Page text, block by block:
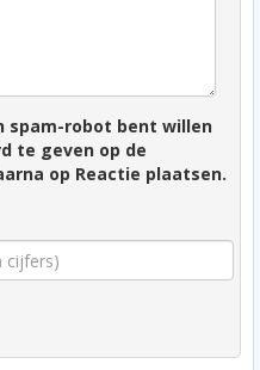
spam-robot bent willen
te geven op de
op Reactie plaatsen.